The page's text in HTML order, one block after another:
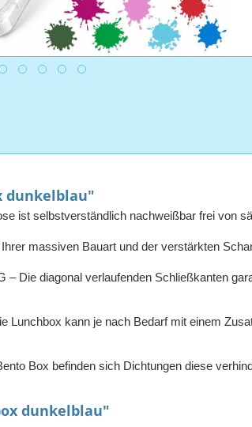
dunkelblau"
ist selbstverständlich nachweißbar frei von
massiven Bauart und der verstärkten
Die diagonal verlaufenden Schließkanten
kann je nach Bedarf mit einem
Box befinden sich Dichtungen diese
dunkelblau"